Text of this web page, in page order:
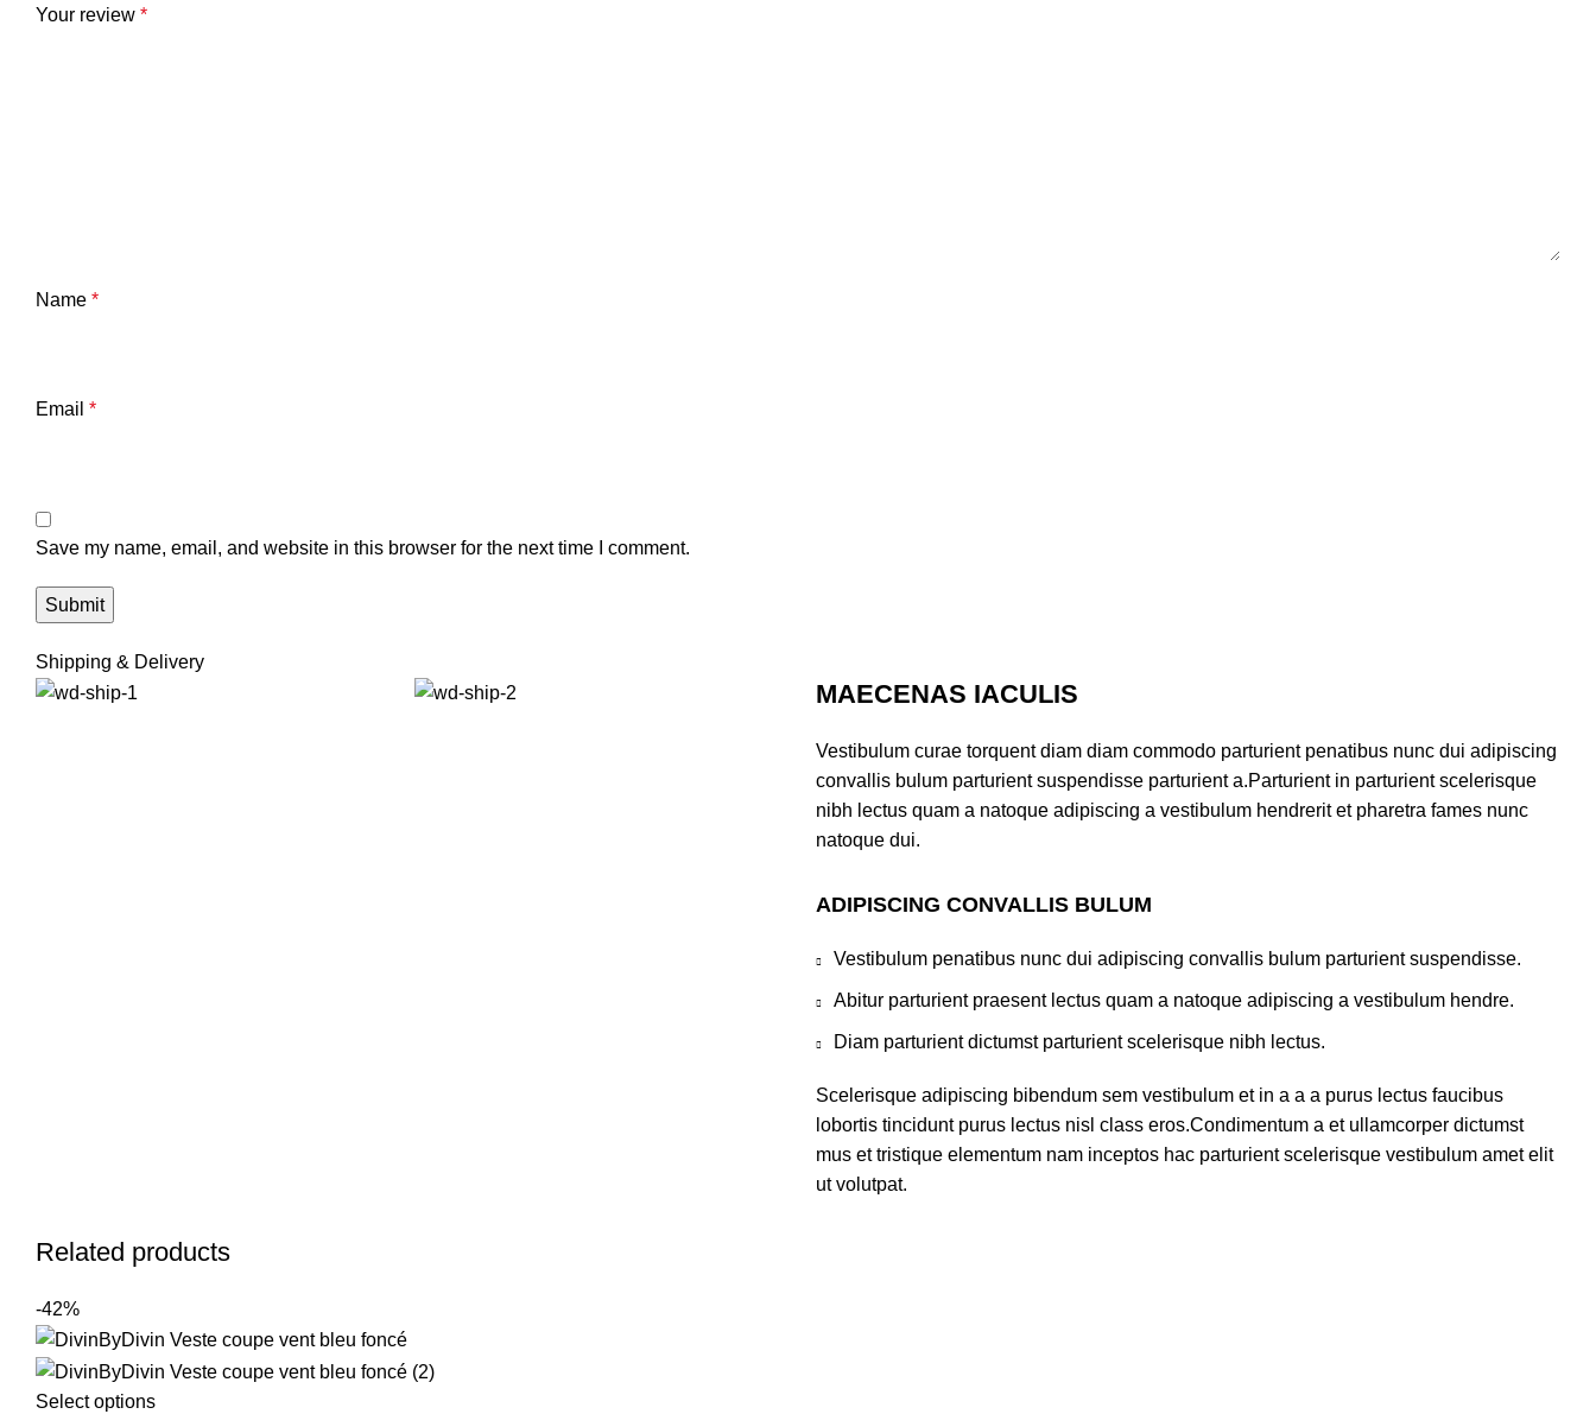
Your review *
Name *
Email *
Save my name, email, and website in this browser for the next time I comment.
Shipping & Delivery
MAECENAS IACULIS
Vestibulum curae torquent diam diam commodo parturient penatibus nunc dui adipiscing
convallis bulum parturient suspendisse parturient a.Parturient in parturient scelerisque
nibh lectus quam a natoque adipiscing a vestibulum hendrerit et pharetra fames nunc
natoque dui.
ADIPISCING CONVALLIS BULUM
Vestibulum penatibus nunc dui adipiscing convallis bulum parturient suspendisse.
Abitur parturient praesent lectus quam a natoque adipiscing a vestibulum hendre.
Diam parturient dictumst parturient scelerisque nibh lectus.
Scelerisque adipiscing bibendum sem vestibulum et in a a a purus lectus faucibus
lobortis tincidunt purus lectus nisl class eros.Condimentum a et ullamcorper dictumst
mus et tristique elementum nam inceptos hac parturient scelerisque vestibulum amet elit
ut volutpat.
Related products
-42%
Select options